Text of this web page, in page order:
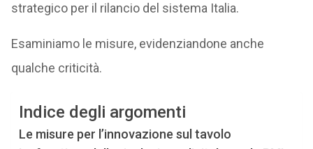
strategico per il rilancio del sistema Italia.
Esaminiamo le misure, evidenziandone anche
qualche criticità.
Indice degli argomenti
Le misure per l’innovazione sul tavolo